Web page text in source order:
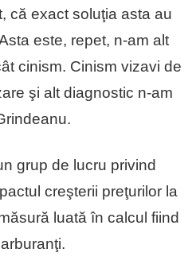
că exact soluţia asta au
este, repet, n-am alt
cinism. Cinism vizavi de
şi alt diagnostic n-am
grup de lucru privind
creşterii preţurilor la
luată în calcul fiind